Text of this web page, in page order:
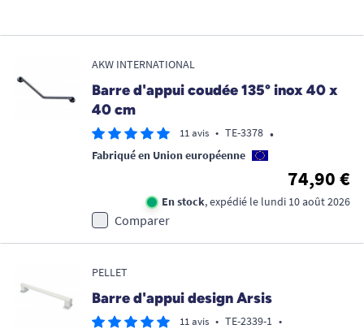
AKW INTERNATIONAL
Barre d'appui coudée 135° inox 40 x
40 cm
11 avis • TE-3378 •
Fabriqué en Union européenne
74,90 €
En stock, expédié le lundi 10 août 2026
Comparer
PELLET
Barre d'appui design Arsis
11 avis • TE-2339-1 •